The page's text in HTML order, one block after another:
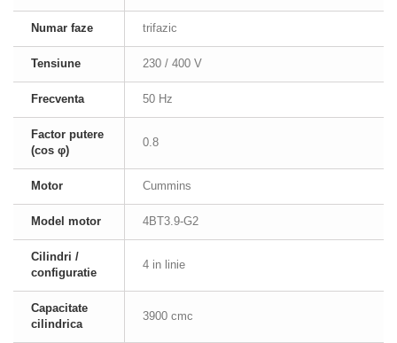
Numar faze trifazic
Tensiune 230 / 400 V
Frecventa 50 Hz
Factor putere
(cos φ)
0.8
Motor Cummins
Model motor 4BT3.9-G2
Cilindri /
configuratie
4 in linie
Capacitate
cilindrica
3900 cmc